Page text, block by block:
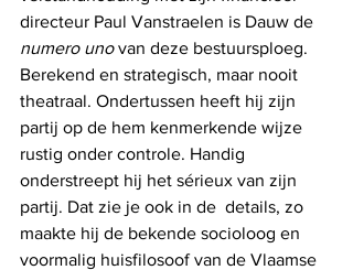
directeur Paul Vanstraelen is Dauw de
numero uno van deze bestuursploeg.
Berekend en strategisch, maar nooit
theatraal. Ondertussen heeft hij zijn
partij op de hem kenmerkende wijze
rustig onder controle. Handig
onderstreept hij het sérieux van zijn
partij. Dat zie je ook in de  details, zo
maakte hij de bekende socioloog en
voormalig huisfilosoof van de Vlaamse